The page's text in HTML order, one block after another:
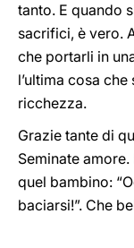
tanto. E quando
sacrifici, è vero.
che portarli in
l’ultima cosa
ricchezza.
Grazie tante di
Seminate
quel bambino:
baciarsi!”. Che